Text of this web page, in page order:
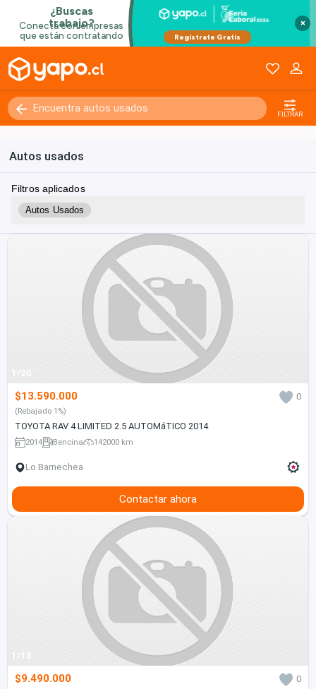
×
FILTRAR
Autos usados
Filtros aplicados
Autos Usados
1/20
$13.590.000 0
(Rebajado 1%)
TOYOTA RAV 4 LIMITED 2.5 AUTOMáTICO 2014
2014 Bencina 142000 km
Lo Barnechea
Contactar ahora
1/13
$9.490.000
0